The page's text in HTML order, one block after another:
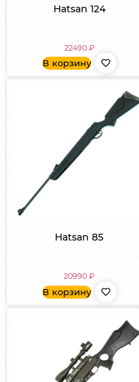
Hatsan 124
22490 ₽
В корзину
Hatsan 85
20990₽
В корзину